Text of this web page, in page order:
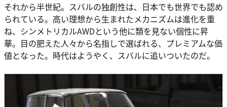
それから半世紀。スバルの独創性は、日本でも世界でも認め
られている。高い理想から生まれたメカニズムは進化を重
ね、シンメトリカルAWDという他に類を見ない個性に昇
華。目の肥えた人々から名指しで選ばれる、プレミアムな価
値となった。時代はようやく、スバルに追いついたのだ。